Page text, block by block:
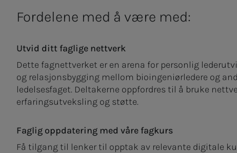
Fordelene med å være med:
Utvid ditt faglige nettverk
Dette fagnettverket er en arena for personlig
og relasjonsbygging mellom bioingeniørledere og
ledelsesfaget. Deltakerne oppfordres til å bruke
erfaringsutveksling og støtte.
Faglig oppdatering med våre fagkurs
Få tilgang til lenker til opptak av relevante digitale